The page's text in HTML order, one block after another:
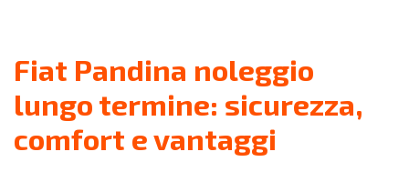
Fiat Pandina noleggio
lungo termine: sicurezza,
comfort e vantaggi